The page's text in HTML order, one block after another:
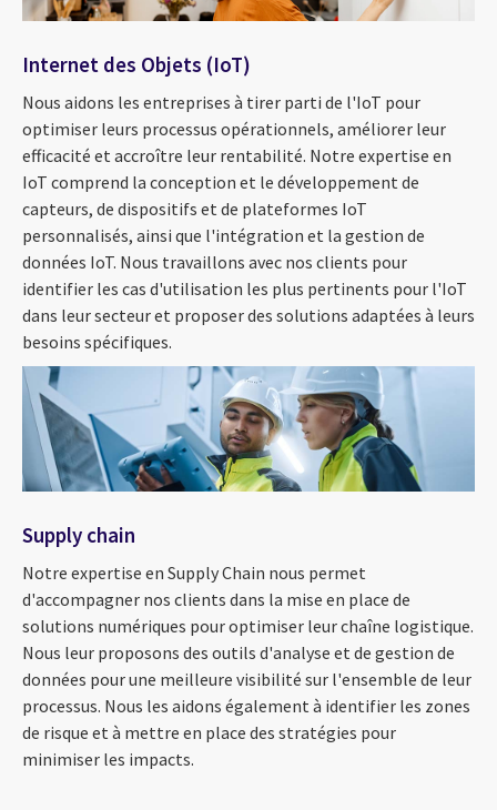
Internet des Objets (IoT)
Nous aidons les entreprises à tirer parti de l'IoT pour
optimiser leurs processus opérationnels, améliorer leur
efficacité et accroître leur rentabilité. Notre expertise en
IoT comprend la conception et le développement de
capteurs, de dispositifs et de plateformes IoT
personnalisés, ainsi que l'intégration et la gestion de
données IoT. Nous travaillons avec nos clients pour
identifier les cas d'utilisation les plus pertinents pour l'IoT
dans leur secteur et proposer des solutions adaptées à leurs
besoins spécifiques.
Supply chain
Notre expertise en Supply Chain nous permet
d'accompagner nos clients dans la mise en place de
solutions numériques pour optimiser leur chaîne logistique.
Nous leur proposons des outils d'analyse et de gestion de
données pour une meilleure visibilité sur l'ensemble de leur
processus. Nous les aidons également à identifier les zones
de risque et à mettre en place des stratégies pour
minimiser les impacts.